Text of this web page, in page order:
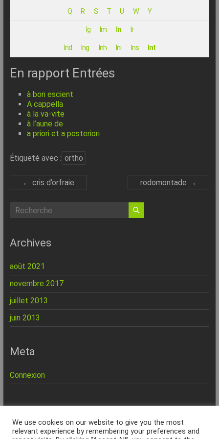
Internet
Q R S T U W Y
Ig Im In Ir
Ind Ing Inh Ini Ins Int
En rapport Entrées
à bon escient
A cappella
à la va-vite
à l’aune de
a priori et a posteriori
Étiqueté avec : ortho
← cris d’orfraie rodomontade →
Archives
août 2021
novembre 2017
juillet 2013
juin 2013
Meta
Connexion
Marseille
We use cookies on our website to give you the most
relevant experience by remembering your preferences and